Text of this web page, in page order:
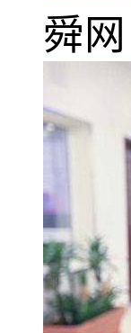
舜网